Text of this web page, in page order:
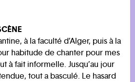
à la faculté d’Alger, puis à la
habitude de chanter pour mes
à fait informelle. Jusqu’au jour
tout a basculé. Le hasard